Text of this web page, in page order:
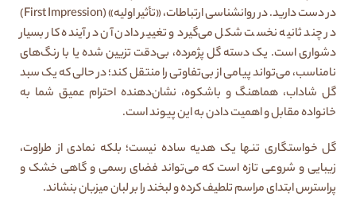
در دست دارید. در روانشناسی ارتباطات، «تأثیر اولیه» (First Impression)
در چند ثانیه نخست شکل می‌گیرد و تغییر دادن آن در آینده کار بسیار
دشواری است. یک دسته گل پژمرده، بی‌دقت تزیین شده یا با رنگ‌های
نامناسب، می‌تواند پیامی از بی‌تفاوتی را منتقل کند؛ در حالی که یک سبد
گل شاداب، هماهنگ و باشکوه، نشان‌دهنده احترام عمیق شما به
خانواده مقابل و اهمیت دادن به این پیوند است.
گل خواستگاری تنها یک هدیه ساده نیست؛ بلکه نمادی از طراوت،
زیبایی و شروعی تازه است که می‌تواند فضای رسمی و گاهی خشک و
پراسترس ابتدای مراسم تلطیف کرده و لبخند را بر لبان میزبان بنشاند.